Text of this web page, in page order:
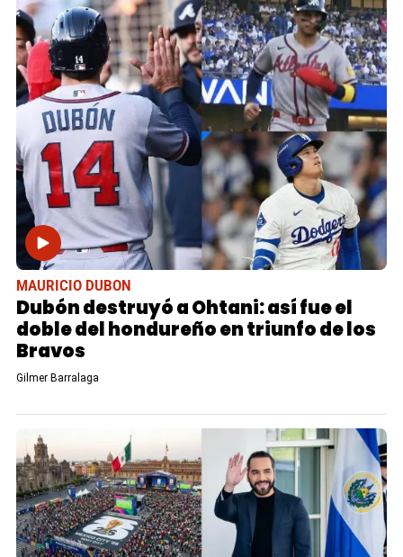
MAURICIO DUBON
Dubón destruyó a Ohtani: así fue el
doble del hondureño en triunfo de los
Bravos
Gilmer Barralaga